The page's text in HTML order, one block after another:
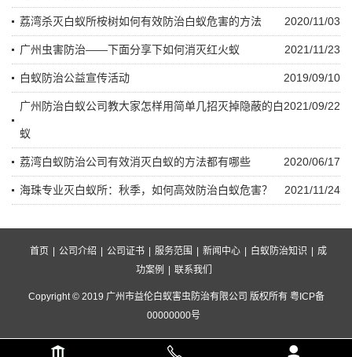
2020/11/03
荔湾杀灭白蚁所桉树如何有效防治白蚁危害的方法
2021/11/23
广州虫害防治——下面分享下如何消灭红火蚁
2019/09/10
白蚁防治公益宣传活动
2021/09/22
广州防治白蚁公司教大家怎样用简单几招灭掉隐蔽的白
蚁
2020/06/17
荔湾白蚁防治公司有效消灭白蚁的方法都有哪些
2021/11/24
海珠专业灭白蚁所：秋季，如何高效防治白蚁危害？
首页 | 公司介绍 | 公司证书 | 服务范围 | 新闻中心 | 白蚁防治知识 | 成
功案例
| 联系我们
Copyright © 2019 广州市益伦白蚁害虫防治有限公司 版权所有 粤ICP备
00000000号